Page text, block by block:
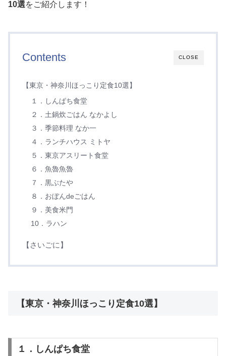
10選をご紹介します！
CLOSE
Contents
【東京・神奈川ほっこり定食10選】
１．しんぱち食堂
２．土鍋炊ごはん なかよし
３．季節料理 なか一
４．ランチハウス ミトヤ
５．東京アスリート食堂
６．魚魯魚魯
７．黒ぶたや
８．おぼんdeごはん
９．美食米門
10．ラハン
【さいごに】
【東京・神奈川ほっこり定食10選】
１．しんぱち食堂